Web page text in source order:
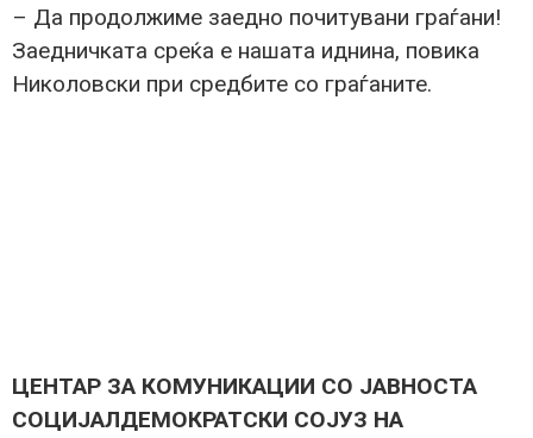
– Да продолжиме заедно почитувани граѓани!
Заедничката среќа е нашата иднина, повика
Николовски при средбите со граѓаните.
ЦЕНТАР ЗА КОМУНИКАЦИИ СО ЈАВНОСТА
СОЦИЈАЛДЕМОКРАТСКИ СОЈУЗ НА